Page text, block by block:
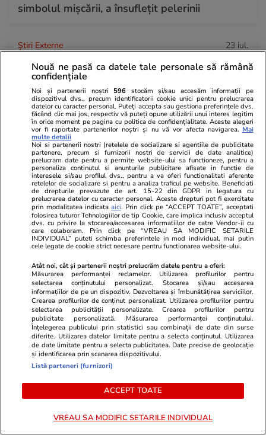
simbolul mișcării, a însuflețit pelerinii
Știri Externe 23 iul.
Directorul organizației de sinucidere asistată
Exit a murit la peste 3.000 de metri altitudine
pe Muntele Fuji
Vacanțe și Cultură 23 iul.
Top 10 insule din lume mai puțin
cunoscute de vizitat în 2026. Trei
destinații se află în Europa: „O
experiență de neuitat”
Sănătate și
Încă un
așteptând
ATI de la
posturilor
Nouă ne pasă ca datele tale personale să rămână
confidențiale
Noi și partenerii noștri 596 stocăm și/sau accesăm informații pe
dispozitivul dvs., precum identificatorii cookie unici pentru prelucrarea
datelor cu caracter personal. Puteți accepta sau gestiona preferințele dvs.
făcând clic mai jos, respectiv vă puteți opune utilizării unui interes legitim
în orice moment pe pagina cu politica de confidențialitate. Aceste alegeri
vor fi raportate partenerilor noștri și nu vă vor afecta navigarea. Mai
multe detalii
Noi si partenerii nostri (retelele de socializare si agentiile de publicitate
partenere, precum si furnizorii nostri de servicii de date analitice)
prelucram date pentru a permite website-ului sa functioneze, pentru a
personaliza continutul si anunturile publicitare afisate in functie de
interesele si/sau profilul dvs., pentru a va oferi functionalitati aferente
retelelor de socializare si pentru a analiza traficul pe website. Beneficiati
de drepturile prevazute de art. 15-22 din GDPR in legatura cu
prelucrarea datelor cu caracter personal. Aceste drepturi pot fi exercitate
prin modalitatea indicataaici. Prin click pe “ACCEPT TOATE”, acceptati
folosirea tuturor Tehnologiilor de tip Cookie, care implica inclusiv acceptul
dvs. cu privire la stocarea/accesarea informatiilor de catre Vendor-ii cu
care colaboram. Prin click pe “VREAU SA MODIFIC SETARILE
INDIVIDUAL” puteti schimba preferintele in mod individual, mai putin
cele legate de cookie strict necesare pentru functionarea website-ului.
Atât noi, cât și partenerii noștri prelucrăm datele pentru a oferi:
Măsurarea performanței reclamelor. Utilizarea profilurilor pentru
selectarea conținutului personalizat. Stocarea și/sau accesarea
informațiilor de pe un dispozitiv. Dezvoltarea și îmbunătățirea serviciilor.
Crearea profilurilor de conținut personalizat. Utilizarea profilurilor pentru
selectarea publicității personalizate. Crearea profilurilor pentru
publicitate personalizată. Măsurarea performanței conținutului.
Înțelegerea publicului prin statistici sau combinații de date din surse
diferite. Utilizarea datelor limitate pentru a selecta conținutul. Utilizarea
de date limitate pentru a selecta publicitatea. Date precise de geolocație
și identificarea prin scanarea dispozitivului.
Listă parteneri (furnizori)
ACCEPT TOATE
VREAU SA MODIFIC SETARILE INDIVIDUAL